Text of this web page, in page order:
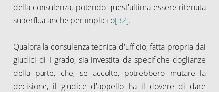
della consulenza, potendo quest'ultima essere ritenuta
superflua anche per implicito[32].
Qualora la consulenza tecnica d'ufficio, fatta propria dai
giudici di I grado, sia investita da specifiche doglianze
della parte, che, se accolte, potrebbero mutare la
decisione, il giudice d'appello ha il dovere di dare